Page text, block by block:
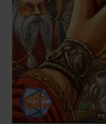
Köpfe-Heads
Preise-Awards
Branchen-/
Interviews
Crowdfunding
Veranstaltungen-